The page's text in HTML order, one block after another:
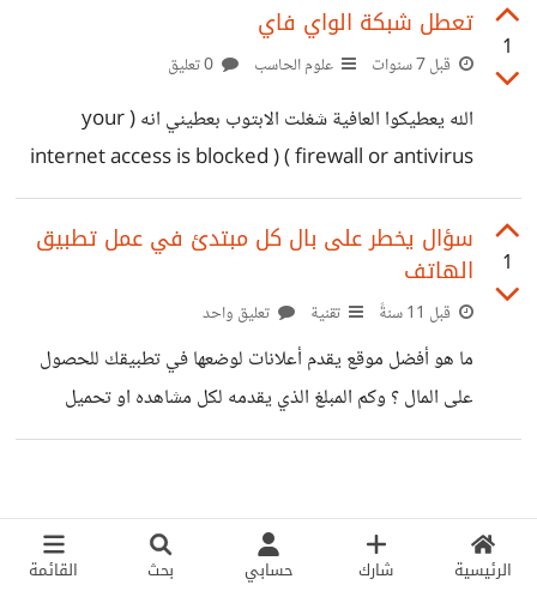
الرئيسية شارك حسابي بحث القائمة
1
تعطل شبكة الواي فاي
قبل 7 سنوات علوم الحاسب
الله يعطيكوا العافية شغلت الابتوب بعطيني انه ( your
internet access is blocked ) ( firewall or antivirus
software may have blocked the connection ) للعلم
وقفت ال firewall تاع الجهاز وتاع ال antivirus وع الفاضي
rules و ال outbound rules ما في شي معموله بلوك وعملت
restore defaults لل windows firewall وعلى الفاضي
برضو تقريبا ما خليت طريقه ما عملتها ف يا ريت الي بعرف
1
سؤال يخطر على بال كل مبتدئ في عمل تطبيق
الهاتف
قبل 11 سنةً تقنية تعليق واحد
ما هو أفضل موقع يقدم أعلانات لوضعها في تطبيقك للحصول
على المال ؟ وكم المبلغ الذي يقدمه لكل مشاهده او تحميل
للتطبيق ؟